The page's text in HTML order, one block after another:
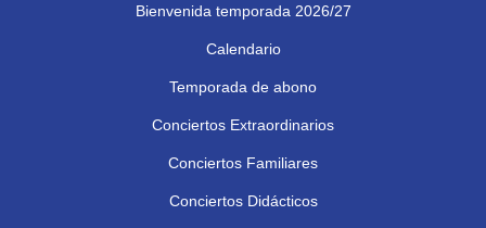
Bienvenida temporada 2026/27
Calendario
Temporada de abono
Conciertos Extraordinarios
Conciertos Familiares
Conciertos Didácticos